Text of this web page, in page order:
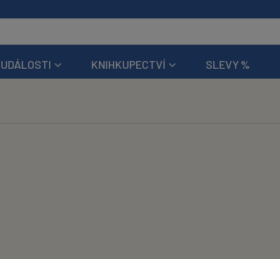
UDÁLOSTI KNIHKUPECTVÍ SLEVY %